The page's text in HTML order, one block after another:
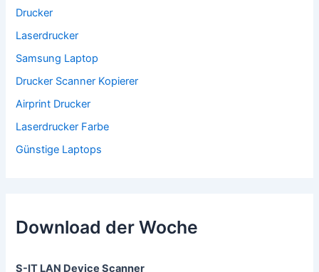
Drucker
Laserdrucker
Samsung Laptop
Drucker Scanner Kopierer
Airprint Drucker
Laserdrucker Farbe
Günstige Laptops
Download der Woche
S-IT LAN Device Scanner